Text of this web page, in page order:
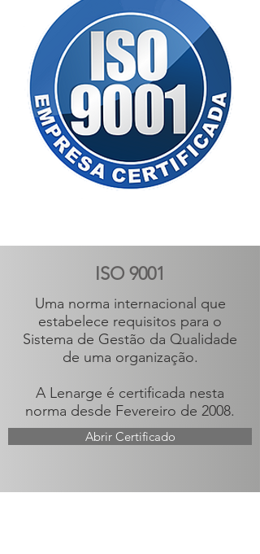
ISO 9001
Uma norma internacional que
estabelece requisitos para o
Sistema de Gestão da Qualidade
de uma organização.
A Lenarge é certificada nesta
norma desde Fevereiro de 2008.
Abrir Certificado